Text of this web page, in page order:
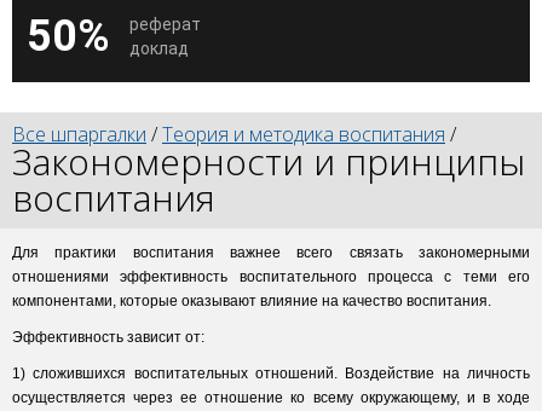
50%
реферат
доклад
Все шпаргалки /Теория и методика воспитания /
Закономерности и принципы
воспитания
Для практики воспитания важнее всего связать закономерными
отношениями эффективность воспитательного процесса с теми его
компонентами, которые оказывают влияние на качество воспитания.
Эффективность зависит от:
1) сложившихся воспитательных отношений. Воздействие на личность
осуществляется через ее отношение ко всему окружающему, и в ходе